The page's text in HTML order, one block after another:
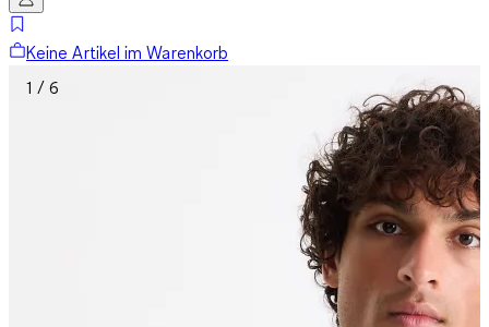
Keine Artikel im Warenkorb
1 / 6